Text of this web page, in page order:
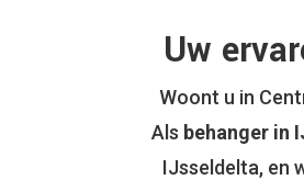
Uw
Woont u in
Als behanger in
IJsseldelta, en